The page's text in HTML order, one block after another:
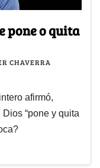
pone o quita
CHAVERRA
afirmó,
“pone y quita